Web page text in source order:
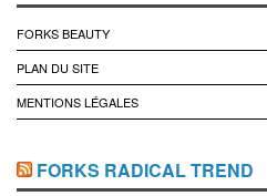
FORKS BEAUTY
PLAN DU SITE
MENTIONS LÉGALES
FORKS RADICAL TREND